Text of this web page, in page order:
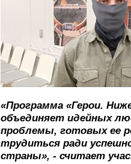
«Программа «Герои.
объединяет идейных
проблемы, готовых ее
трудиться ради
страны», - считает